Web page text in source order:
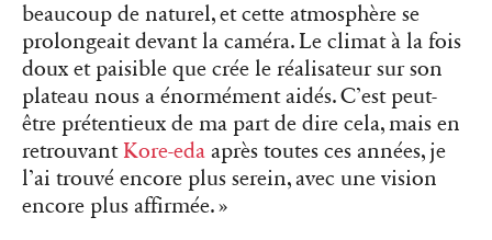
beaucoup de naturel, et cette atmosphère se
prolongeait devant la caméra. Le climat à la fois
doux et paisible que crée le réalisateur sur son
plateau nous a énormément aidés. C’est peut-
être prétentieux de ma part de dire cela, mais en
retrouvant Kore-eda après toutes ces années, je
l’ai trouvé encore plus serein, avec une vision
encore plus affirmée. »